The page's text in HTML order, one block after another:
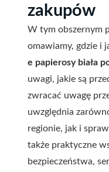
zakupów
W tym obszernym
omawiamy, gdzie i
e papierosy biała
uwagi, jakie są
zwracać uwagę
uwzględnia
regionie, jak i
także praktyczne
bezpieczeństwa,